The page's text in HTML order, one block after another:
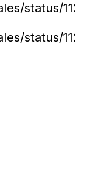
status/
status/